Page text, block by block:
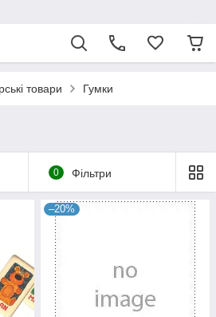
товари Гумки
0 Фільтри
–20%